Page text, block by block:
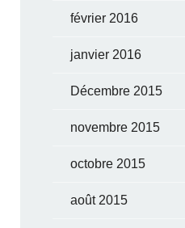
février 2016
janvier 2016
Décembre 2015
novembre 2015
octobre 2015
août 2015